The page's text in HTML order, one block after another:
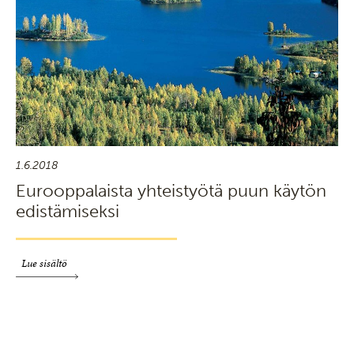
1.6.2018
Eurooppalaista yhteistyötä puun käytön
edistämiseksi
Lue sisältö